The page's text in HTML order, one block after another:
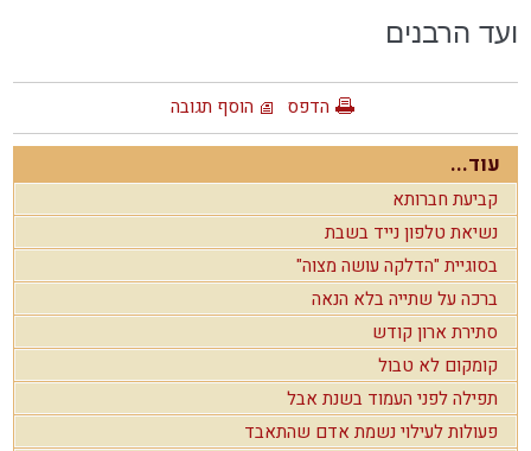
ועד הרבנים
הדפס הוסף תגובה
עוד...
קביעת חברותא
נשיאת טלפון נייד בשבת
בסוגיית "הדלקה עושה מצוה"
ברכה על שתייה בלא הנאה
סתירת ארון קודש
קומקום לא טבול
תפילה לפני העמוד בשנת אבל
פעולות לעילוי נשמת אדם שהתאבד